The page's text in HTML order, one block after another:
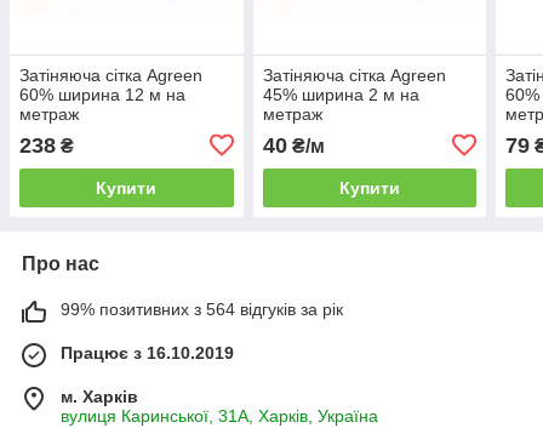
Затіняюча сітка Agreen
60% ширина 12 м на
метраж
238 ₴
Купити
Затіняюча сітка Agreen
45% ширина 2 м на
метраж
40₴/м
Купити
79
Про нас
99% позитивних з 564 відгуків за рік
Працює з 16.10.2019
м. Харків
вулиця Каринської, 31А, Харків, Україна